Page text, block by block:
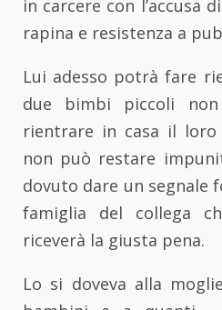
in carcere con l’accusa
rapina e resistenza a
Lui adesso potrà fare
due bimbi piccoli
rientrare in casa il
non può restare
dovuto dare un segnale
famiglia del collega
riceverà la giusta pena.
Lo si doveva alla